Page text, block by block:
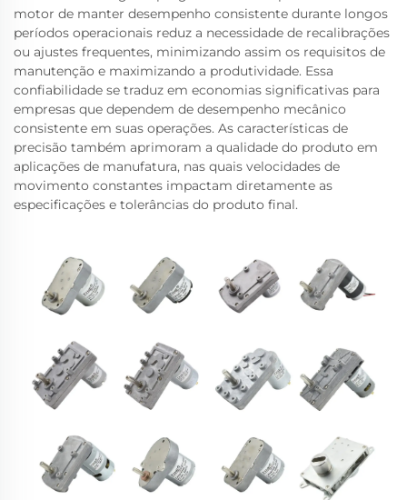
motor de manter desempenho consistente durante longos
períodos operacionais reduz a necessidade de recalibrações
ou ajustes frequentes, minimizando assim os requisitos de
manutenção e maximizando a produtividade. Essa
confiabilidade se traduz em economias significativas para
empresas que dependem de desempenho mecânico
consistente em suas operações. As características de
precisão também aprimoram a qualidade do produto em
aplicações de manufatura, nas quais velocidades de
movimento constantes impactam diretamente as
especificações e tolerâncias do produto final.